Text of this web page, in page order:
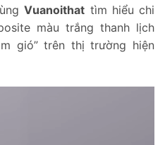
Vuanoithat tìm hiểu chi
màu trắng thanh lịch
gió” trên thị trường hiện